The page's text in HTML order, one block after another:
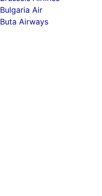
Bulgaria Air
Buta Airways